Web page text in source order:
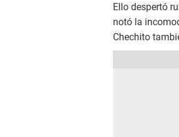
Ello despertó
notó la
Chechito